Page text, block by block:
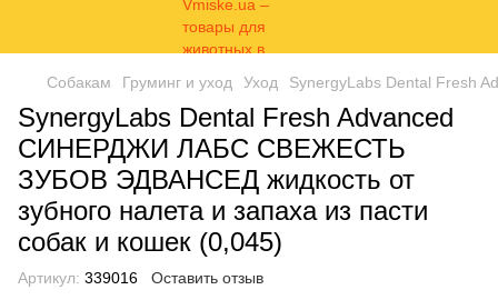
Собакам Груминг и уход Уход SynergyLabs Dental Fresh
SynergyLabs Dental Fresh Advanced
СИНЕРДЖИ ЛАБС СВЕЖЕСТЬ
ЗУБОВ ЭДВАНСЕД жидкость от
зубного налета и запаха из пасти
собак и кошек (0,045)
Артикул: 339016 Оставить отзыв